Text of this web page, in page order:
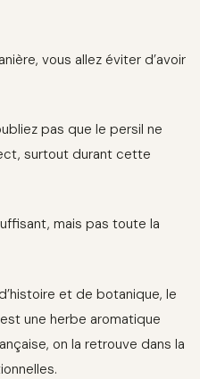
vous allez éviter d’avoir
pas que le persil ne
surtout durant cette
mais pas toute la
et de botanique, le
une herbe aromatique
on la retrouve dans la